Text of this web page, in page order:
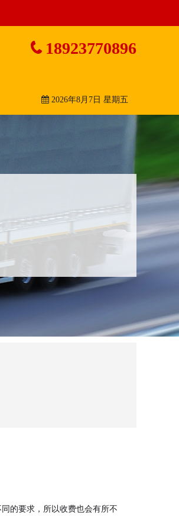
18923770896
2026年8月7日 星期五
的要求，所以收费也会有所不